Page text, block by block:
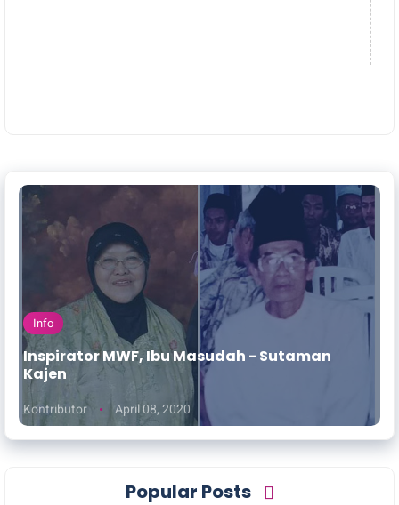
Info
Inspirator MWF, Ibu Masudah - Sutaman
Kajen
Kontributor April 08, 2020
Popular Posts